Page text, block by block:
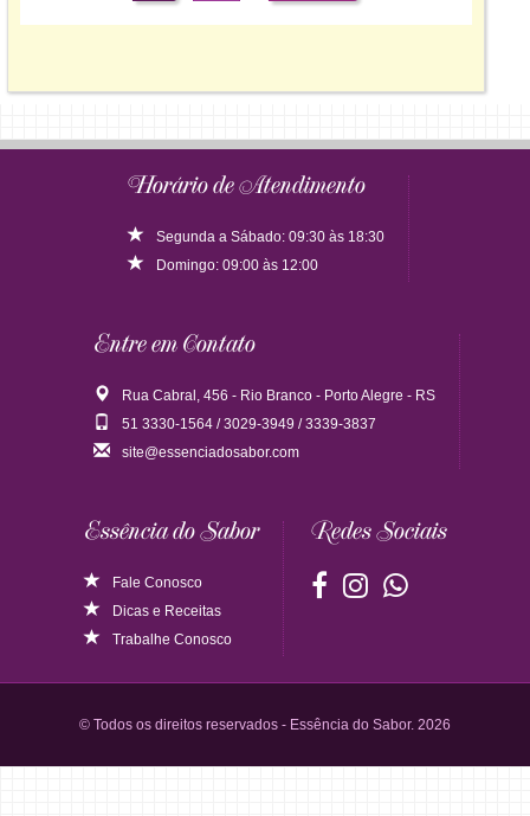
Horário de Atendimento
Segunda a Sábado: 09:30 às 18:30
Domingo: 09:00 às 12:00
Entre em Contato
Rua Cabral, 456 - Rio Branco - Porto Alegre - RS
51 3330-1564 / 3029-3949 / 3339-3837
site@essenciadosabor.com
Essência do Sabor
Fale Conosco
Dicase Receitas
Trabalhe Conosco
Redes Sociais
© Todos os direitos reservados - Essência do Sabor. 2026